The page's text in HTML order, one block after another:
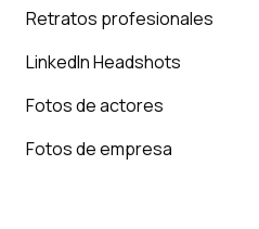
Retratos profesionales
LinkedIn Headshots
Fotos de actores
Fotos de empresa